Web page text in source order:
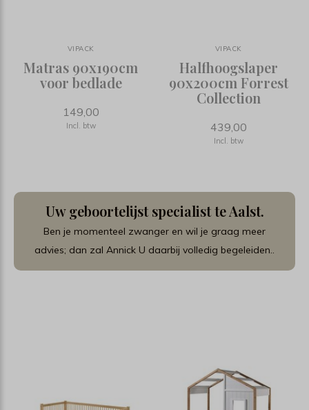
VIPACK
Matras 90x190cm
voor bedlade
149,00
Incl. btw
VIPACK
Halfhoogslaper
90x200cm Forrest
Collection
439,00
Incl. btw
Uw geboortelijst specialist te Aalst.
Ben je momenteel zwanger en wil je graag meer
advies; dan zal Annick U daarbij volledig begeleiden..